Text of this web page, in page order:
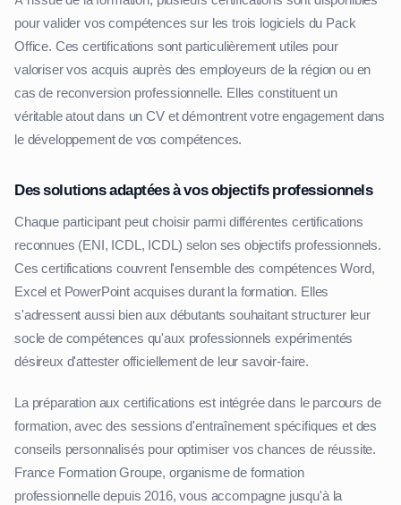
pour valider vos compétences sur les trois logiciels du Pack
Office. Ces certifications sont particulièrement utiles pour
valoriser vos acquis auprès des employeurs de la région ou en
cas de reconversion professionnelle. Elles constituent un
véritable atout dans un CV et démontrent votre engagement dans
le développement de vos compétences.
Des solutions adaptées à vos objectifs professionnels
Chaque participant peut choisir parmi différentes certifications
reconnues (ENI, ICDL, ICDL) selon ses objectifs professionnels.
Ces certifications couvrent l'ensemble des compétences Word,
Excel et PowerPoint acquises durant la formation. Elles
s'adressent aussi bien aux débutants souhaitant structurer leur
socle de compétences qu'aux professionnels expérimentés
désireux d'attester officiellement de leur savoir-faire.
La préparation aux certifications est intégrée dans le parcours de
formation, avec des sessions d'entraînement spécifiques et des
conseils personnalisés pour optimiser vos chances de réussite.
France Formation Groupe, organisme de formation
professionnelle depuis 2016, vous accompagne jusqu'à la